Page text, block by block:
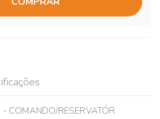
- COMANDO/RESERVATÓR